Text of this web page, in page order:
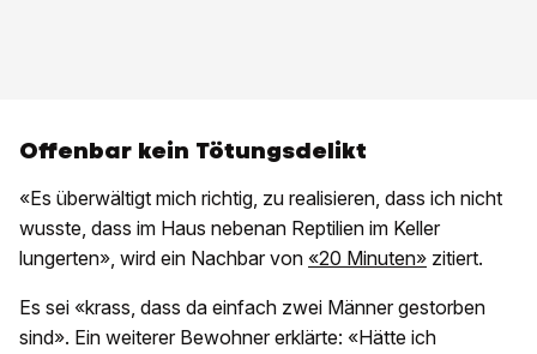
Offenbar kein Tötungsdelikt
«Es überwältigt mich richtig, zu realisieren, dass ich nicht
wusste, dass im Haus nebenan Reptilien im Keller
lungerten», wird ein Nachbar von «20 Minuten» zitiert.
Es sei «krass, dass da einfach zwei Männer gestorben
sind». Ein weiterer Bewohner erklärte: «Hätte ich